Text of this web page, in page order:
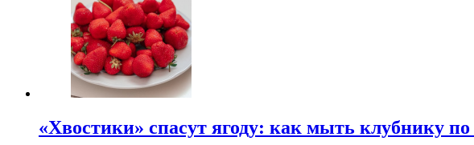
«Хвостики» спасут ягоду: как мыть клубнику по